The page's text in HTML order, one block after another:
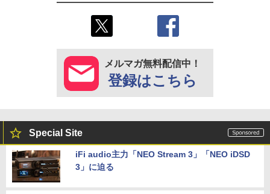
メルマガ無料配信中！
登録はこちら
Special Site
iFi audio主力「NEO Stream 3」「NEO iDSD
3」に迫る